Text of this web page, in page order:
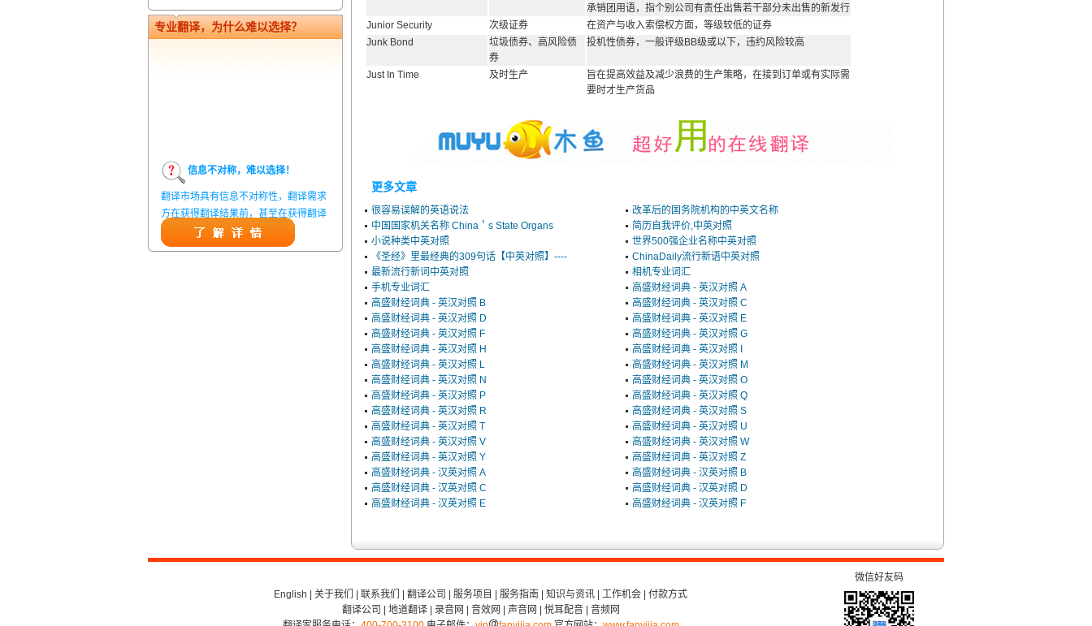
专业翻译，为什么难以选择？
信息不对称，难以选择！
翻译市场具有信息不对称性，翻译需求
方在获得翻译结果前，甚至在获得翻译
结果后，都无法准确判定翻译质量。从
而给劣质翻译者提供了一定生存条件，
承销团用语，指个别公司有责任出售若干部分未出售的新发行
Junior Security
次级证券
在资产与收入索偿权方面，等级较低的证券
Junk Bond
垃圾债券、高风险债
券
投机性债券，一般评级BB级或以下，违约风险较高
Just In Time 及时生产
旨在提高效益及减少浪费的生产策略，在接到订单或有实际需
要时才生产货品
更多文章
很容易误解的英语说法
改革后的国务院机构的中英文名称
中国国家机关名称 China＇s State Organs
简历自我评价,中英对照
小说种类中英对照
世界500强企业名称中英对照
《圣经》里最经典的309句话【中英对照】----
ChinaDaily流行新语中英对照
最新流行新词中英对照
相机专业词汇
手机专业词汇
高盛财经词典 - 英汉对照 A
高盛财经词典 - 英汉对照 B
高盛财经词典 - 英汉对照 C
高盛财经词典 - 英汉对照 D
高盛财经词典 - 英汉对照 E
高盛财经词典 - 英汉对照 F
高盛财经词典 - 英汉对照 G
高盛财经词典 - 英汉对照 H
高盛财经词典 - 英汉对照 I
高盛财经词典 - 英汉对照 L
高盛财经词典 - 英汉对照 M
高盛财经词典 - 英汉对照 N
高盛财经词典 - 英汉对照 O
高盛财经词典 - 英汉对照 P
高盛财经词典 - 英汉对照 Q
高盛财经词典 - 英汉对照 R
高盛财经词典 - 英汉对照 S
高盛财经词典 - 英汉对照 T
高盛财经词典 - 英汉对照 U
高盛财经词典 - 英汉对照 V
高盛财经词典 - 英汉对照 W
高盛财经词典 - 英汉对照 Y
高盛财经词典 - 英汉对照 Z
高盛财经词典 - 汉英对照 A
高盛财经词典 - 汉英对照 B
高盛财经词典 - 汉英对照 C
高盛财经词典 - 汉英对照 D
高盛财经词典 - 汉英对照 E
高盛财经词典 - 汉英对照 F
English 关于我们 联系我们 翻译公司 服务项目 服务指南 知识与资讯 工作机会
付款方式
翻译公司
地道翻译| 录音网 音效网 声音网 悦耳配音| 音频网
微信好友码